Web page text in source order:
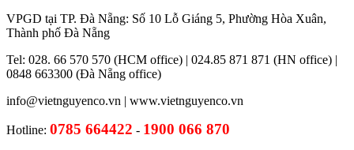
VPGD tại TP. Đà Nẵng: Số 10 Lỗ Giáng 5, Phường Hòa Xuân,
Thành phố Đà Nẵng
Tel: 028. 66 570 570 (HCM office) | 024.85 871 871 (HN office) |
0848 663300 (Đà Nẵng office)
info@vietnguyenco.vn | www.vietnguyenco.vn
Hotline: 0785 664422 - 1900 066 870